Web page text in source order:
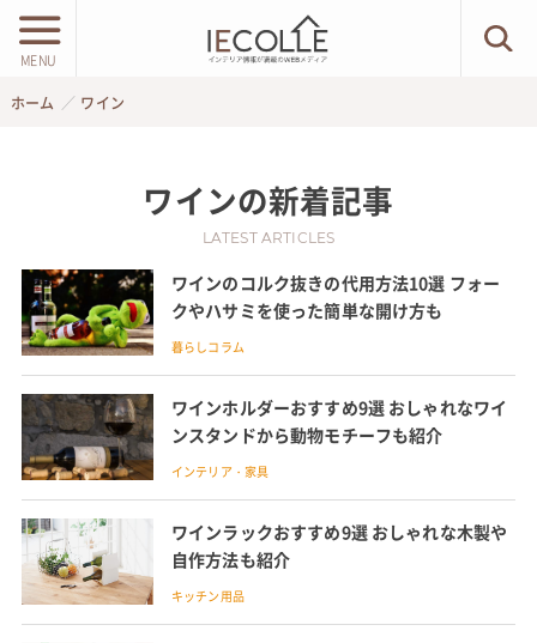
MENU
ホーム ワイン
ワインの新着記事
LATEST ARTICLES
ワインのコルク抜きの代用方法10選 フォー
クやハサミを使った簡単な開け方も
暮らしコラム
ワインホルダーおすすめ9選 おしゃれなワイ
ンスタンドから動物モチーフも紹介
インテリア・家具
ワインラックおすすめ9選 おしゃれな木製や
自作方法も紹介
キッチン用品